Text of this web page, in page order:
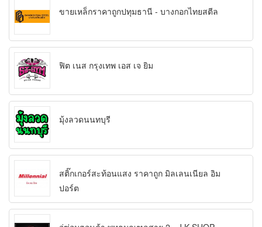
ขายเหล็กราคาถูกปทุมธานี - บางกอกไทยสตีล
ฟิต เนส กรุงเทพ เอส เจ ยิม
มุ้งลวดนนทบุรี
สติ๊กเกอร์สะท้อนแสง ราคาถูก มิลเลนเนียล อิม
ปอร์ต